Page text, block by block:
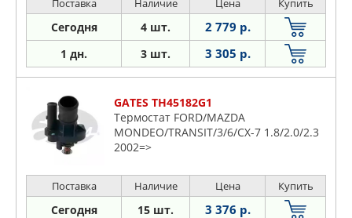
Поставка Наличие Цена Купить
Сегодня 4 шт. 2 779 р.
1 дн. 3 шт. 3 305 р.
GATES TH45182G1
Термостат FORD/MAZDA
MONDEO/TRANSIT/3/6/CX-7 1.8/2.0/2.3
2002=>
Поставка Наличие Цена Купить
Сегодня 15 шт. 3 376 р.